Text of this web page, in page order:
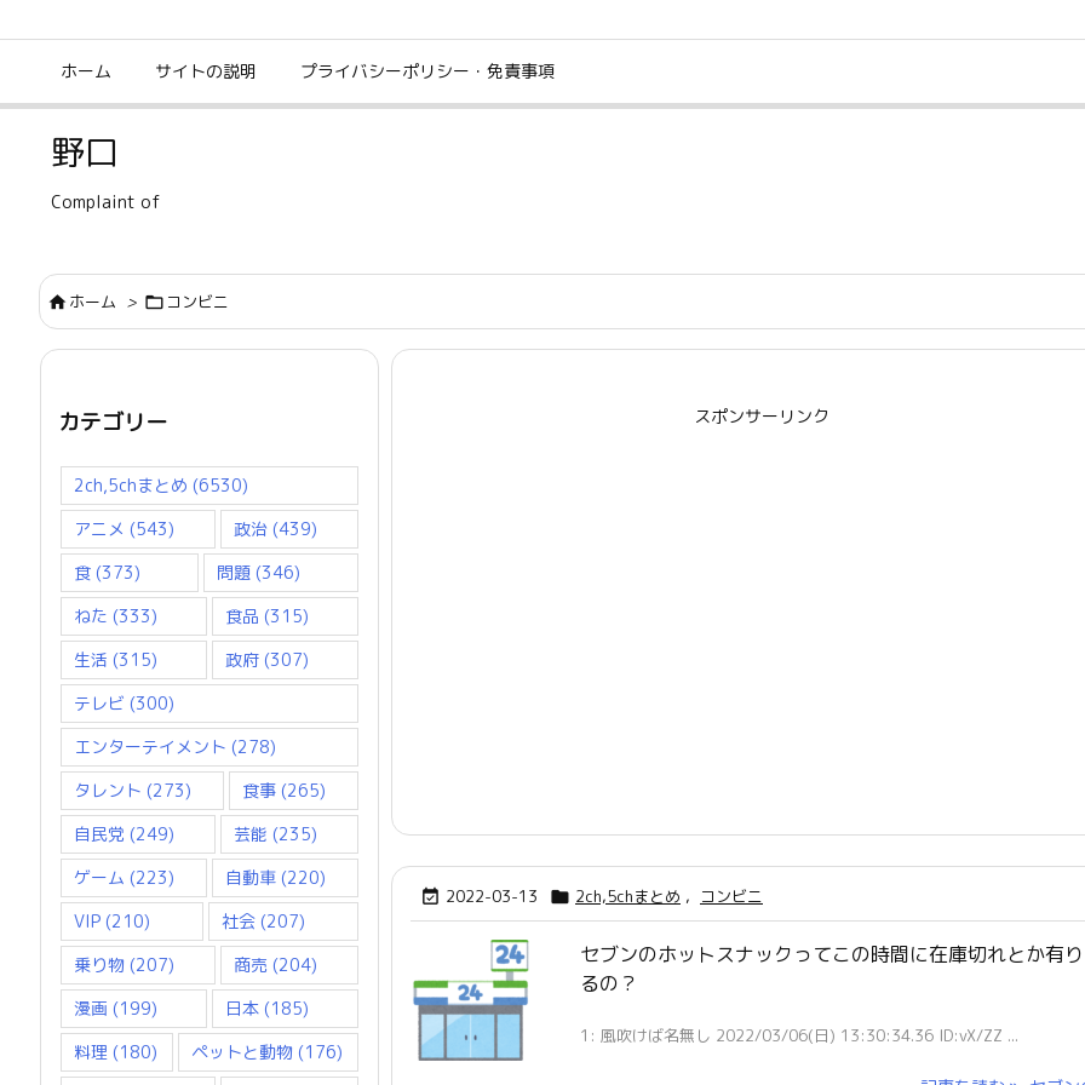
ホーム サイトの説明 プライバシーポリシー・免責事項
野口
Complaint of
ホーム >  コンビニ
スポンサーリンク
 2022-03-13  2ch,5chまとめ , コンビニ
セブンのホットスナックってこの時間に在庫切れとか有
るの？
1: 風吹けば名無し 2022/03/06(日) 13:30:34.36 ID:vX/ZZ ...
カテゴリー
2ch,5chまとめ (6530)
アニメ (543) 政治 (439)
食 (373) 問題 (346)
ねた (333) 食品 (315)
生活 (315) 政府 (307)
テレビ (300)
エンターテイメント (278)
タレント (273) 食事 (265)
自民党 (249) 芸能 (235)
ゲーム (223) 自動車 (220)
VIP (210) 社会 (207)
乗り物 (207) 商売 (204)
漫画 (199) 日本 (185)
料理 (180) ペットと動物 (176)